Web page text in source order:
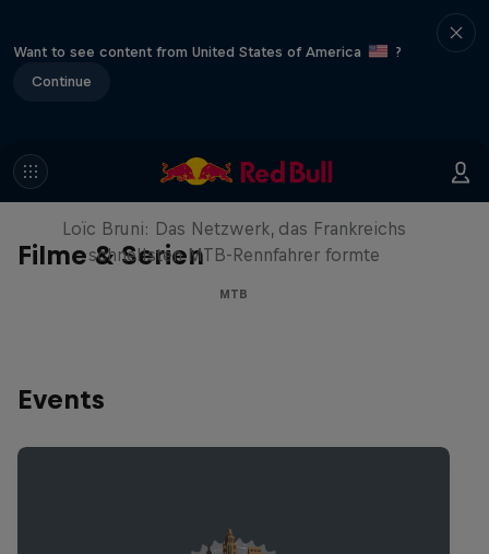
Want to see content from United States of America
?
Continue
Filme & Serien
Must Be Nice
Loïc Bruni: Das Netzwerk, das Frankreichs
schnellsten MTB-Rennfahrer formte
MTB
Events